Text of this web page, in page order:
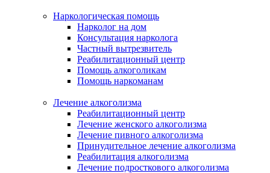
Наркологическая помощь
Нарколог на дом
Консультация нарколога
Частный вытрезвитель
Реабилитационный центр
Помощь алкоголикам
Помощь наркоманам
Лечение алкоголизма
Реабилитационный центр
Лечение женского алкоголизма
Лечение пивного алкоголизма
Принудительное лечение алкоголизма
Реабилитация алкоголизма
Лечение подросткового алкоголизма